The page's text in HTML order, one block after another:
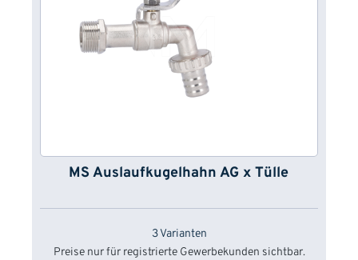
MS Auslaufkugelhahn AG x Tülle
3 Varianten
Preise nur für registrierte Gewerbekunden sichtbar.